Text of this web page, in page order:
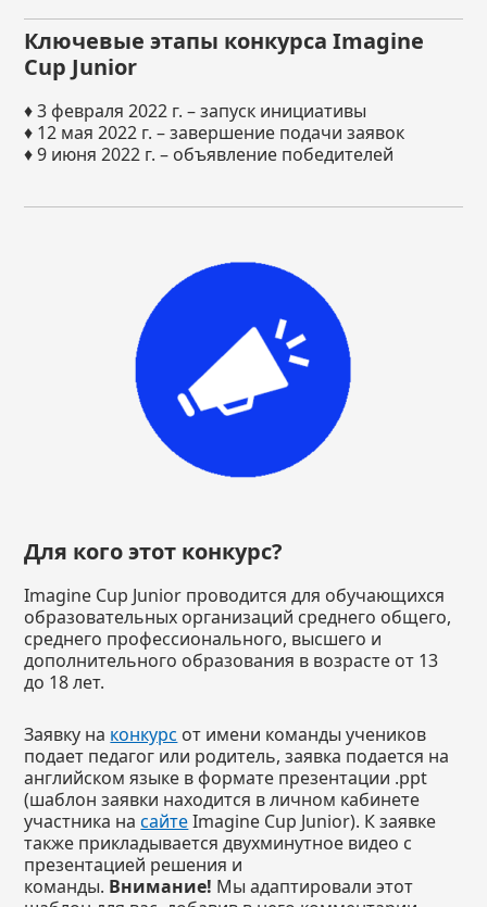
Ключевые этапы конкурса Imagine
Cup Junior
♦ 3 февраля 2022 г. – запуск инициативы
♦ 12 мая 2022 г. – завершение подачи заявок
♦ 9 июня 2022 г. – объявление победителей
Для кого этот конкурс?
Imagine Cup Junior проводится для обучающихся
образовательных организаций среднего общего,
среднего профессионального, высшего и
дополнительного образования в возрасте от 13
до 18 лет.
Заявку на конкурс от имени команды учеников
подает педагог или родитель, заявка подается на
английском языке в формате презентации .ppt
(шаблон заявки находится в личном кабинете
участника насайтеImagine Cup Junior). К заявке
также прикладывается двухминутное видео с
презентацией решения и
команды. Внимание! Мы адаптировали этот